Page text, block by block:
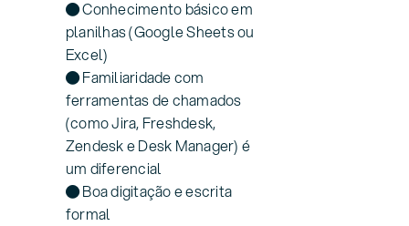
● Conhecimento básico em
planilhas (Google Sheets ou
Excel)
● Familiaridade com
ferramentas de chamados
(como Jira, Freshdesk,
Zendesk e Desk Manager) é
um diferencial
● Boa digitação e escrita
formal